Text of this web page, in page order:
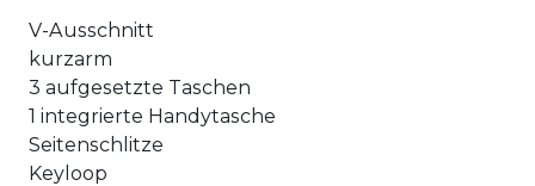
V-Ausschnitt
kurzarm
3 aufgesetzte Taschen
1 integrierte Handytasche
Seitenschlitze
Keyloop